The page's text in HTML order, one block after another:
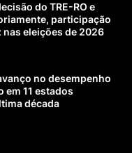
do TRE-RO e
participação
nas eleições de 2026
no desempenho
em 11 estados
década